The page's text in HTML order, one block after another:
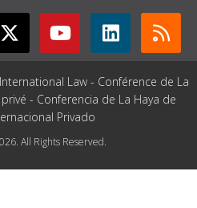
Law - Conférence de La
- Conferencia de La Haya de
Privado
All Rights Reserved.